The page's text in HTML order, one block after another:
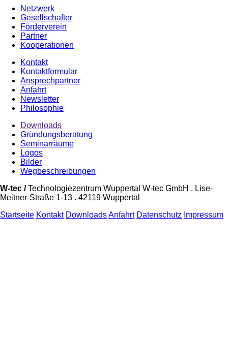
Netzwerk
Gesellschafter
Förderverein
Partner
Kooperationen
Kontakt
Kontaktformular
Ansprechpartner
Anfahrt
Newsletter
Philosophie
Downloads
Gründungsberatung
Seminarräume
Logos
Bilder
Wegbeschreibungen
W-tec /Technologiezentrum Wuppertal W-tec GmbH . Lise-
Meitner-Straße 1-13 . 42119 Wuppertal
Startseite Kontakt DownloadsAnfahrt Datenschutz Impressum